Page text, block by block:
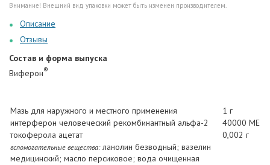
Внимание! Внешний вид упаковки может быть изменен производителем.
Описание
Отзывы
Состав и форма выпуска
Виферон®
Мазь для наружного и местного применения
1 г
интерферон человеческий рекомбинантный альфа-2
40000 МЕ
токоферола ацетат
0,002 г
вспомогательные вещества:ланолин безводный; вазелин
медицинский; масло персиковое; вода очищенная